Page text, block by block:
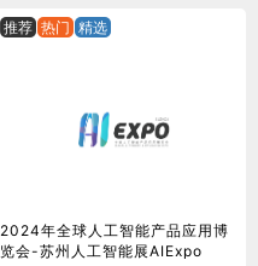
推荐 热门 精选
2024年全球人工智能产品应用博
览会-苏州人工智能展AIExpo